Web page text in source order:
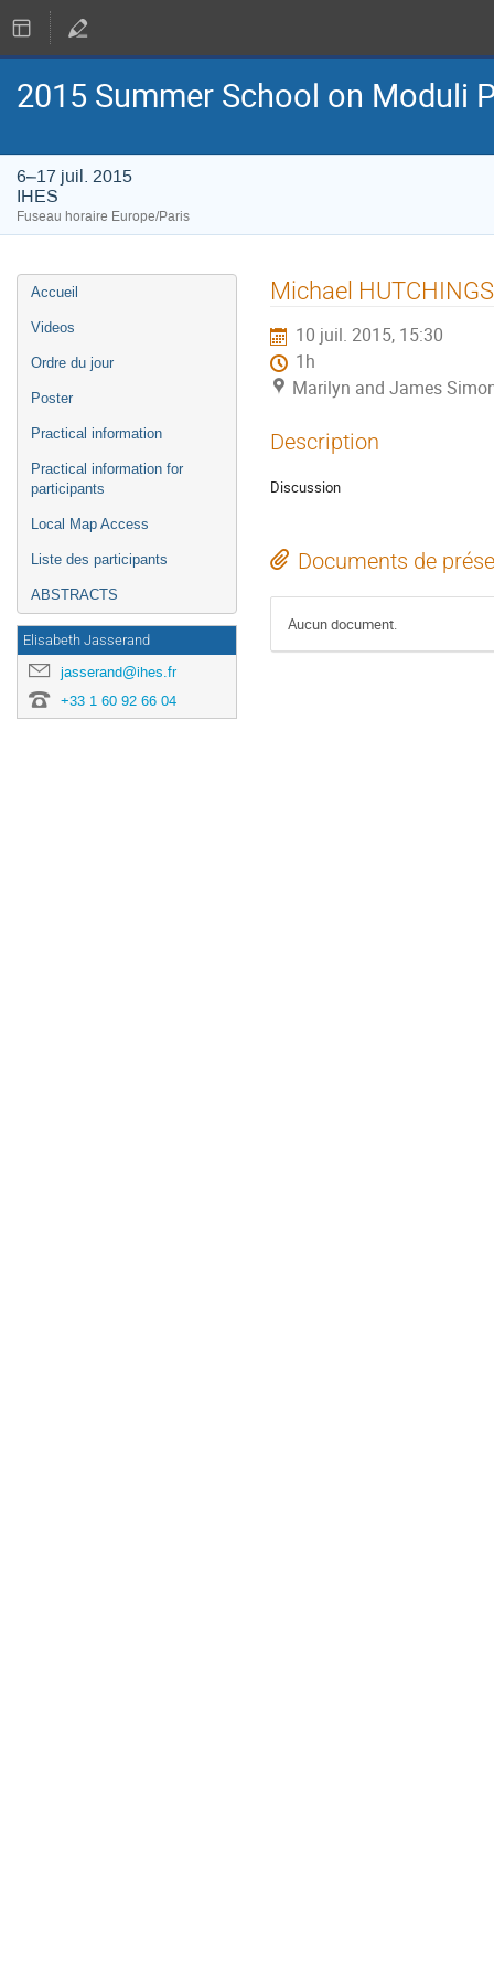
2015 Summer School on Moduli
6–17 juil. 2015
IHES
Fuseau horaire Europe/Paris
Menu
de
l'événement
Accueil
Videos
Ordre du jour
Poster
Practical information
Practical information for
participants
Local Map Access
Liste des participants
ABSTRACTS
Elisabeth Jasserand
jasserand@ihes.fr
+33 1 60 92 66 04
Michael HUTCHINGS
10 juil. 2015, 15:30
1h
Marilyn and James
Description
Discussion
Documents de
Aucun document.